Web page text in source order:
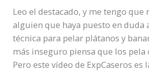
Leo el destacado, y me tengo que
alguien que haya puesto en duda
técnica para pelar plátanos y
más inseguro piensa que los pela
Pero este vídeo de ExpCaseros